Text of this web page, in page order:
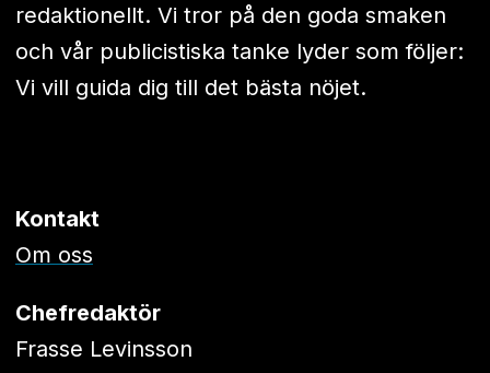
redaktionellt. Vi tror på den goda smaken
och vår publicistiska tanke lyder som följer:
Vi vill guida dig till det bästa nöjet.
Kontakt
Om oss
Chefredaktör
Frasse Levinsson